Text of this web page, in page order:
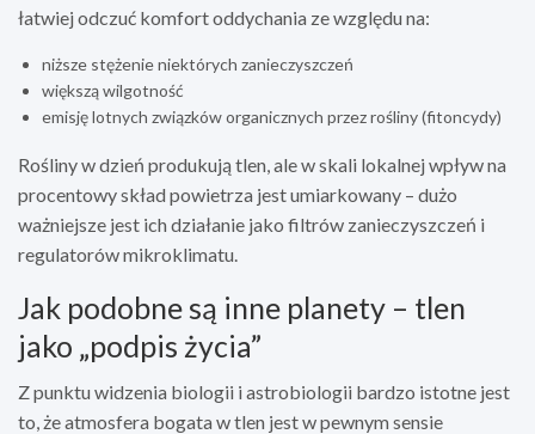
łatwiej odczuć komfort oddychania ze względu na:
niższe stężenie niektórych zanieczyszczeń
większą wilgotność
emisję lotnych związków organicznych przez rośliny (fitoncydy)
Rośliny w dzień produkują tlen, ale w skali lokalnej wpływ na
procentowy skład powietrza jest umiarkowany – dużo
ważniejsze jest ich działanie jako filtrów zanieczyszczeń i
regulatorów mikroklimatu.
Jak podobne są inne planety – tlen
jako „podpis życia”
Z punktu widzenia biologii i astrobiologii bardzo istotne jest
to, że atmosfera bogata w tlen jest w pewnym sensie